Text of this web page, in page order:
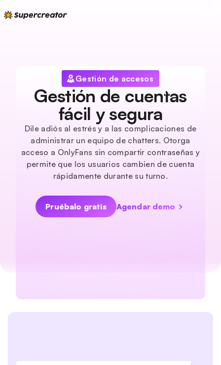
Gestión de accesos
Gestión de cuentas
fácil y segura
Dile adiós al estrés y a las complicaciones de
administrar un equipo de chatters. Otorga
acceso a OnlyFans sin compartir contraseñas y
permite que los usuarios cambien de cuenta
rápidamente durante su turno.
Pruébalo gratis Agendar demo